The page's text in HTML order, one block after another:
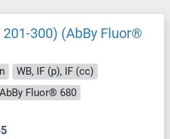
300) (AbBy Fluor®
WB, IF (p), IF (cc)
AbBy Fluor® 680